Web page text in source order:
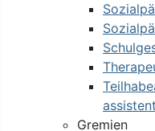
Gremien